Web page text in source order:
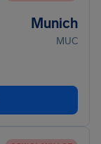
Munich
MUC